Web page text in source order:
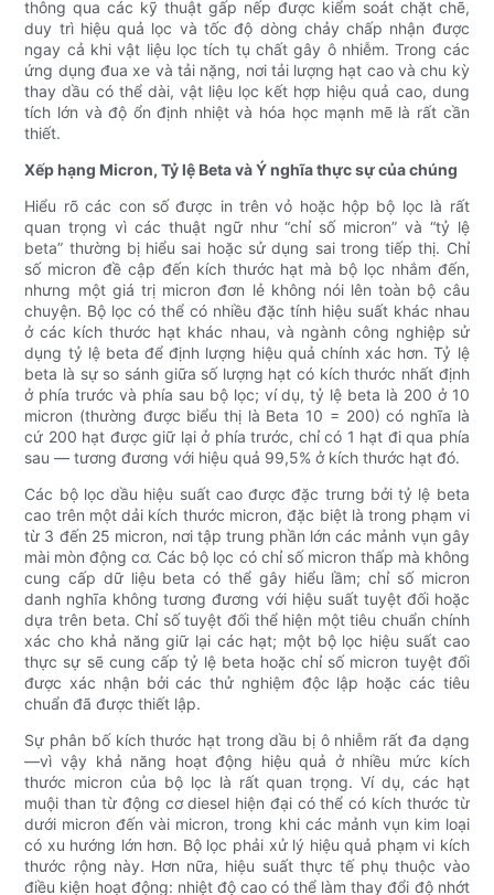
thông qua các kỹ thuật gấp nếp được kiểm soát chặt chẽ,
duy trì hiệu quả lọc và tốc độ dòng chảy chấp nhận được
ngay cả khi vật liệu lọc tích tụ chất gây ô nhiễm. Trong các
ứng dụng đua xe và tải nặng, nơi tải lượng hạt cao và chu kỳ
thay dầu có thể dài, vật liệu lọc kết hợp hiệu quả cao, dung
tích lớn và độ ổn định nhiệt và hóa học mạnh mẽ là rất cần
thiết.
Xếp hạng Micron, Tỷ lệ Beta và Ý nghĩa thực sự của chúng
Hiểu rõ các con số được in trên vỏ hoặc hộp bộ lọc là rất
quan trọng vì các thuật ngữ như “chỉ số micron” và “tỷ lệ
beta” thường bị hiểu sai hoặc sử dụng sai trong tiếp thị. Chỉ
số micron đề cập đến kích thước hạt mà bộ lọc nhắm đến,
nhưng một giá trị micron đơn lẻ không nói lên toàn bộ câu
chuyện. Bộ lọc có thể có nhiều đặc tính hiệu suất khác nhau
ở các kích thước hạt khác nhau, và ngành công nghiệp sử
dụng tỷ lệ beta để định lượng hiệu quả chính xác hơn. Tỷ lệ
beta là sự so sánh giữa số lượng hạt có kích thước nhất định
ở phía trước và phía sau bộ lọc; ví dụ, tỷ lệ beta là 200 ở 10
micron (thường được biểu thị là Beta 10 = 200) có nghĩa là
cứ 200 hạt được giữ lại ở phía trước, chỉ có 1 hạt đi qua phía
sau — tương đương với hiệu quả 99,5% ở kích thước hạt đó.
Các bộ lọc dầu hiệu suất cao được đặc trưng bởi tỷ lệ beta
cao trên một dải kích thước micron, đặc biệt là trong phạm vi
từ 3 đến 25 micron, nơi tập trung phần lớn các mảnh vụn gây
mài mòn động cơ. Các bộ lọc có chỉ số micron thấp mà không
cung cấp dữ liệu beta có thể gây hiểu lầm; chỉ số micron
danh nghĩa không tương đương với hiệu suất tuyệt đối hoặc
dựa trên beta. Chỉ số tuyệt đối thể hiện một tiêu chuẩn chính
xác cho khả năng giữ lại các hạt; một bộ lọc hiệu suất cao
thực sự sẽ cung cấp tỷ lệ beta hoặc chỉ số micron tuyệt đối
được xác nhận bởi các thử nghiệm độc lập hoặc các tiêu
chuẩn đã được thiết lập.
Sự phân bố kích thước hạt trong dầu bị ô nhiễm rất đa dạng
—vì vậy khả năng hoạt động hiệu quả ở nhiều mức kích
thước micron của bộ lọc là rất quan trọng. Ví dụ, các hạt
muội than từ động cơ diesel hiện đại có thể có kích thước từ
dưới micron đến vài micron, trong khi các mảnh vụn kim loại
có xu hướng lớn hơn. Bộ lọc phải xử lý hiệu quả phạm vi kích
thước rộng này. Hơn nữa, hiệu suất thực tế phụ thuộc vào
điều kiện hoạt động: nhiệt độ cao có thể làm thay đổi độ nhớt